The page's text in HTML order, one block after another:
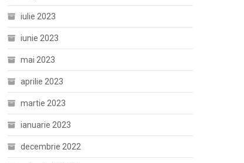
iulie 2023
iunie 2023
mai 2023
aprilie 2023
martie 2023
ianuarie 2023
decembrie 2022